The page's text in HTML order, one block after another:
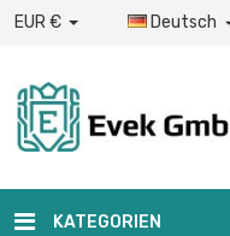
EUR € Deutsch
KATEGORIEN